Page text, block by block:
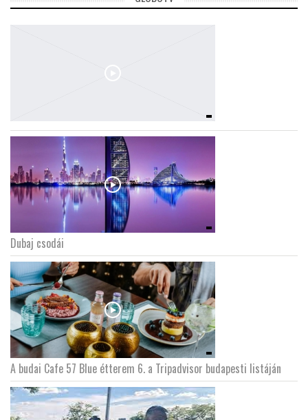
Dubaj csodái
A budai Cafe 57 Blue étterem 6. a Tripadvisor budapesti listáján